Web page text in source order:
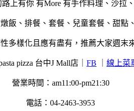
上有你 有More 有手作料理、沙拉
燉飯 、排餐 、套餐 、兒童套餐 、甜點
性多樣化且應有盡有，推薦大家週末
pizza 台中J Mall店｜ FB 線上菜
營業時間：am11:00-pm21:30
電話：04-2463-3953